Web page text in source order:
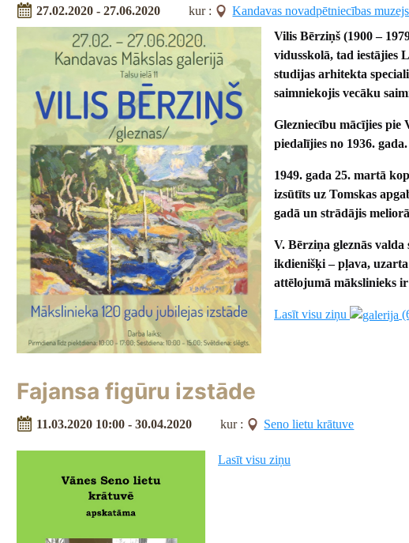
27.02.2020 - 27.06.2020 kur : Kandavas novadpētniecības muzejs
Vilis Bērziņš (1900 –
vidusskolā, tad iestājies
studijas arhitekta
saimniekojis vecāku
Glezniecību mācījies pie
piedalījies no 1936. gada.
1949. gada 25. martā
izsūtīts uz Tomskas
gadā un strādājis
V. Bērziņa gleznās
ikdienišķi – pļava,
attēlojumā mākslinieks
Lasīt visu ziņu
Fajansa figūru izstāde
11.03.2020 10:00 - 30.04.2020 kur : Seno lietu krātuve
Lasīt visu ziņu